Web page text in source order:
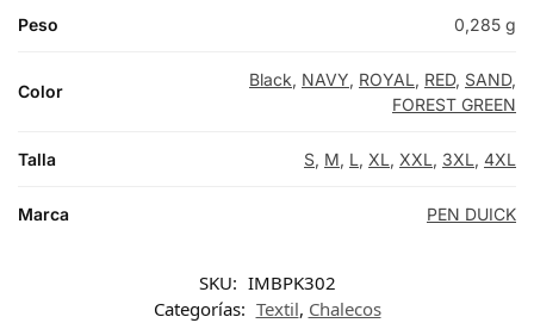
Peso 0,285 g
Color
Black, NAVY, ROYAL, RED, SAND,
FOREST GREEN
Talla S, M, L, XL, XXL, 3XL, 4XL
Marca PEN DUICK
SKU: IMBPK302
Categorías: Textil, Chalecos